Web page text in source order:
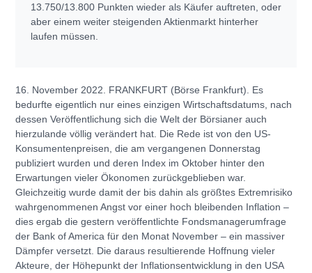
13.750/13.800 Punkten wieder als Käufer auftreten, oder
aber einem weiter steigenden Aktienmarkt hinterher
laufen müssen.
16. November 2022. FRANKFURT (Börse Frankfurt). Es
bedurfte eigentlich nur eines einzigen Wirtschaftsdatums, nach
dessen Veröffentlichung sich die Welt der Börsianer auch
hierzulande völlig verändert hat. Die Rede ist von den US-
Konsumentenpreisen, die am vergangenen Donnerstag
publiziert wurden und deren Index im Oktober hinter den
Erwartungen vieler Ökonomen zurückgeblieben war.
Gleichzeitig wurde damit der bis dahin als größtes Extremrisiko
wahrgenommenen Angst vor einer hoch bleibenden Inflation –
dies ergab die gestern veröffentlichte Fondsmanagerumfrage
der Bank of America für den Monat November – ein massiver
Dämpfer versetzt. Die daraus resultierende Hoffnung vieler
Akteure, der Höhepunkt der Inflationsentwicklung in den USA